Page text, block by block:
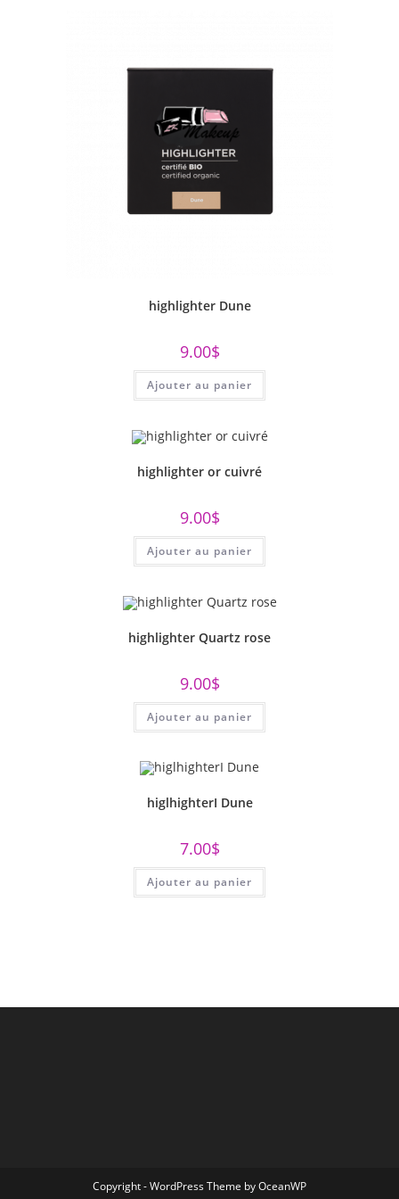
highlighter Dune
9.00$
Ajouter au panier
highlighter or cuivré
9.00$
Ajouter au panier
highlighter Quartz rose
9.00$
Ajouter au panier
higlhighterI Dune
7.00$
Ajouter au panier
Copyright - WordPress Theme by OceanWP